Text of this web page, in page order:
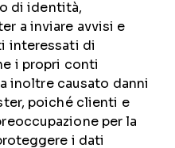
di identità,
a inviare avvisi e
interessati di
i propri conti
inoltre causato danni
poiché clienti e
per la
i dati